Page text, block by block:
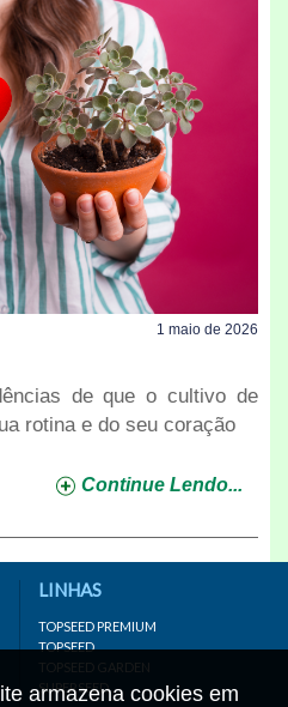
1 maio de 2026
de que o cultivo de
rotina e do seu coração
Continue Lendo...
armazena cookies em
LINHAS
TOPSEED PREMIUM
TOPSEED
TOPSEED GARDEN
SUPERSEED